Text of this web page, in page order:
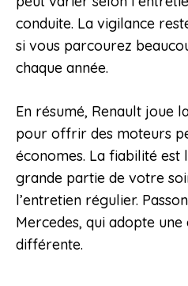
conduite. La vigilance
si vous parcourez
chaque année.
En résumé, Renault joue
pour offrir des moteurs
économes. La fiabilité est
grande partie de votre
l’entretien régulier.
Mercedes, qui adopte
différente.